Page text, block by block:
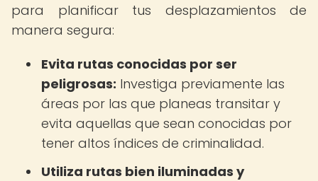
para planificar tus desplazamientos de
manera segura:
Evita rutas conocidas por ser
peligrosas: Investiga previamente las
áreas por las que planeas transitar y
evita aquellas que sean conocidas por
tener altos índices de criminalidad.
Utiliza rutas bien iluminadas y